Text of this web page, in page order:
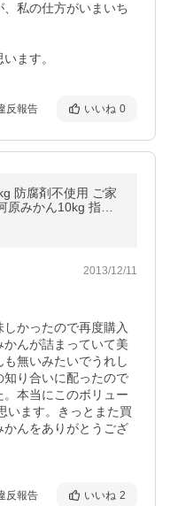
私の仕方がいまいち
ます。
反報告 いいね 0
防腐剤不使用 ご家
原みかん10kg 指定
2013/12/11
かったので再度購入
んが詰まっていて美
無いみたいでうれし
り合いに配ったので
本当にこのボリュー
います。きっとまた買
かんをありがとうござ
反報告 いいね 2